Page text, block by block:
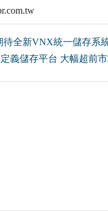
全新VNX統一儲存系
義儲存平台 大幅超前